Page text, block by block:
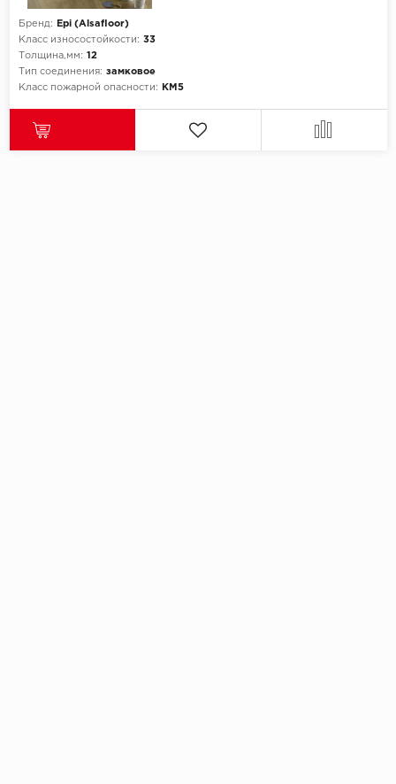
Бренд:
Epi (Alsafloor)
Класс износостойкости: 33
Толщина,мм: 12
Тип соединения: замковое
Класс пожарной опасности:
КМ5